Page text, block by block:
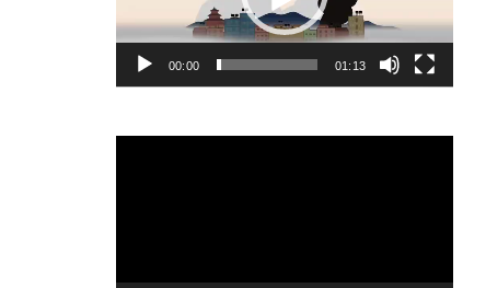
00:00 01:13